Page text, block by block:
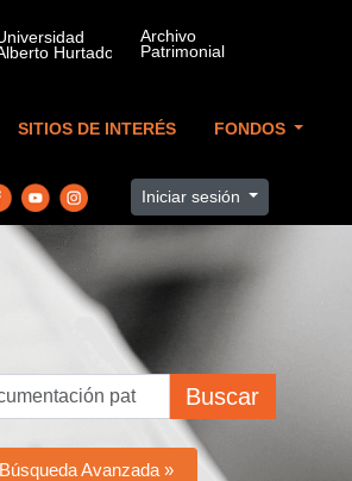
SITIOS DE INTERÉS FONDOS
Iniciar sesión
Buscar
Búsqueda Avanzada »